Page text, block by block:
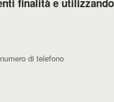
finalità e
di telefono